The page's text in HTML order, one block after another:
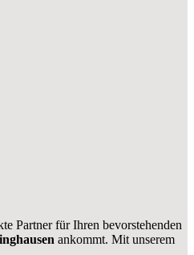
Partner für Ihren bevorstehenden
ankommt. Mit unserem